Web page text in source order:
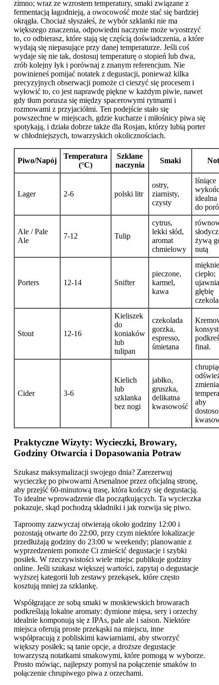
zimno; wraz ze wzrostem temperatury, smaki związane z
fermentacją łagodnieją, a owocowość może stać się bardziej
okrągła. Chociaż słyszałeś, że wybór szklanki nie ma
większego znaczenia, odpowiedni naczynie może wyostrzyć
to, co odbierasz, które stają się częścią doświadczenia, a które
wydają się niepasujące przy danej temperaturze. Jeśli coś
wydaje się nie tak, dostosuj temperaturę o stopień lub dwa,
zrób kolejny łyk i porównaj z znanym referencjum. Nie
powinieneś pomijać notatek z degustacji, ponieważ kilka
precyzyjnych obserwacji pomoże ci cieszyć się procesem i
wyłowić to, co jest naprawdę piękne w każdym piwie, nawet
gdy tłum porusza się między spacerowymi rytmami i
rozmowami z przyjaciółmi. Ten podejście stało się
powszechne w miejscach, gdzie kucharze i miłośnicy piwa się
spotykają, i działa dobrze także dla Rosjan, którzy lubią porter
w chłodniejszych, towarzyskich okolicznościach.
Piwo/Napój
Temperatura
(°C)
Szklane
naczynia
Smaki
Lager 2-6 polski litr
ostry,
ziarnisty,
czysty
lśniące
idealna
do
Ale / Pale
Ale
7-12 Tulip
cytrus,
lekki słód,
aromat
chmielowy
żywą
nutą
Porters 12-14 Snifter
pieczone,
karmel,
kawa
ciepło;
ujawnia
głębię
Stout 12-16
Kieliszek
do
koniaków
lub
tulipan
czekolada
gorzka,
espresso,
śmietana
finał.
Cider 3-6
Kielich
lub
szklanka
bez nogi
jabłko,
gruszka,
delikatna
kwasowość
aby
Praktyczne Wizyty: Wycieczki, Browary,
Godziny Otwarcia i Dopasowania Potraw
Szukasz maksymalizacji swojego dnia? Zarezerwuj
wycieczkę po piwowarni Arsenalnoe przez oficjalną stronę,
aby przejść 60-minutową trasę, która kończy się degustacją.
To idealne wprowadzenie dla początkujących. Ta wycieczka
pokazuje, skąd pochodzą składniki i jak rozwija się piwo.
Taproomy zazwyczaj otwierają około godziny 12:00 i
pozostają otwarte do 22:00, przy czym niektóre lokalizacje
przedłużają godziny do 23:00 w weekendy; planowanie z
wyprzedzeniem pomoże Ci zmieścić degustacje i szybki
posiłek. W rzeczywistości wiele miejsc publikuje godziny
online. Jeśli szukasz większej wartości, zapytaj o degustacje
wyższej kategorii lub zestawy przekąsek, które często
kosztują mniej za szklankę.
Współgrające ze sobą smaki w moskiewskich browarach
podkreślają lokalne aromaty: dymione mięsa, sery i orzechy
idealnie komponują się z IPAs, pale ale i saison. Niektóre
miejsca oferują proste przekąski na miejscu, inne
współpracują z pobliskimi kawiarniami, aby stworzyć
większy posiłek; są tanie opcje, a droższe degustacje
towarzyszą notatkami smakowymi, które pomogą w wyborze.
Prosto mówiąc, najlepszy pomysł na połączenie smaków to
połączenie chrupiwego piwa z orzechami.